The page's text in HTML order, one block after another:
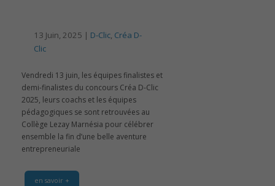
13 Juin, 2025 | D-Clic, Créa D-
Clic
Vendredi 13 juin, les équipes finalistes et
demi-finalistes du concours Créa D-Clic
2025, leurs coachs et les équipes
pédagogiques se sont retrouvées au
Collège Lezay Marnésia pour célébrer
ensemble la fin d’une belle aventure
entrepreneuriale
en savoir +